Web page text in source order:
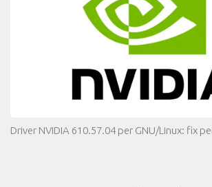
Driver NVIDIA 610.57.04 per GNU/Linux: fix